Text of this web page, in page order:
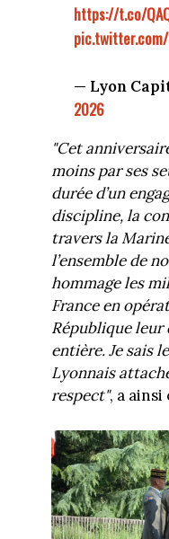
https://t.co/
— Lyon
2026
"Cet
moins par ses
durée d’un
discipline, la
travers la
l’ensemble de
hommage les
France en
République leur
entière. Je sais
Lyonnais
respect", a